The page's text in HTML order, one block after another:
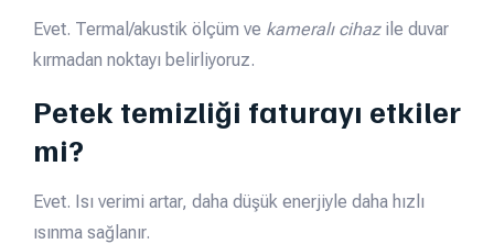
Evet. Termal/akustik ölçüm ve kameralı cihazile duvar
kırmadan noktayı belirliyoruz.
Petek temizliği faturayı etkiler
mi?
Evet. Isı verimi artar, daha düşük enerjiyle daha hızlı
ısınma sağlanır.